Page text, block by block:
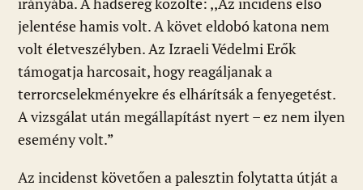
jelentése hamis volt. A követ eldobó katona nem
volt életveszélyben. Az Izraeli Védelmi Erők
támogatja harcosait, hogy reagáljanak a
terrorcselekményekre és elhárítsák a fenyegetést.
A vizsgálat után megállapítást nyert – ez nem ilyen
esemény volt.”
Az incidenst követően a palesztin folytatta útját a